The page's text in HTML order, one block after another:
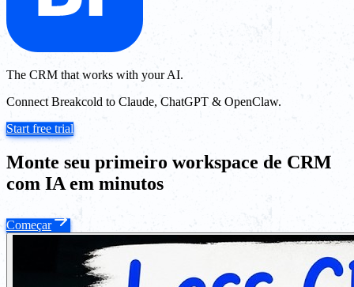
The CRM that works with your AI.
Connect Breakcold to Claude, ChatGPT & OpenClaw.
Start free trial
Monte seu primeiro workspace de CRM
com IA em minutos
Começar